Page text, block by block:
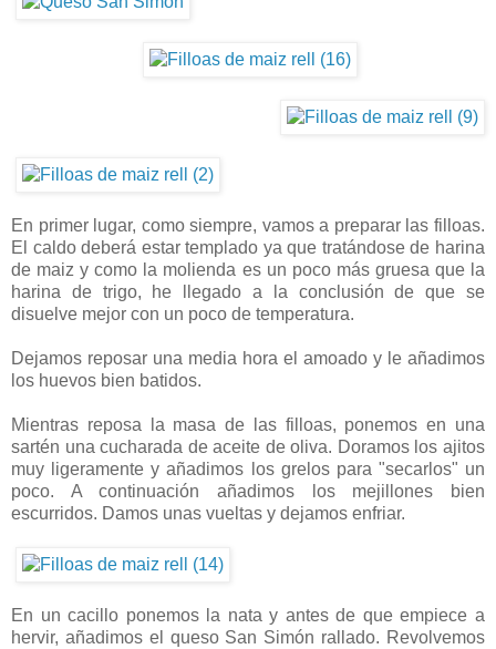
En primer lugar, como siempre, vamos a preparar las filloas.
El caldo deberá estar templado ya que tratándose de harina
de maiz y como la molienda es un poco más gruesa que la
harina de trigo, he llegado a la conclusión de que se
disuelve mejor con un poco de temperatura.
Dejamos reposar una media hora el amoado y le añadimos
los huevos bien batidos.
Mientras reposa la masa de las filloas, ponemos en una
sartén una cucharada de aceite de oliva. Doramos los ajitos
muy ligeramente y añadimos los grelos para "secarlos" un
poco. A continuación añadimos los mejillones bien
escurridos. Damos unas vueltas y dejamos enfriar.
En un cacillo ponemos la nata y antes de que empiece a
hervir, añadimos el queso San Simón rallado. Revolvemos